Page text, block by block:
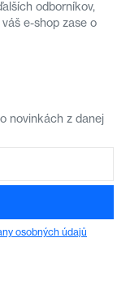
odborníkov,
e-shop zase o
novinkách z danej
osobných údajů